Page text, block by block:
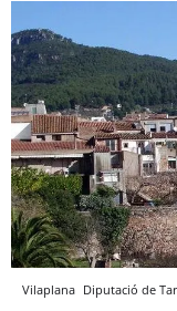
Vilaplana Diputació de